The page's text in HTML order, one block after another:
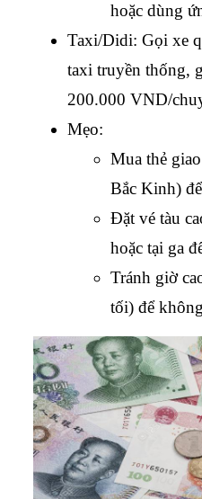
hoặc dùng
Taxi/Didi: Gọi xe
taxi truyền thống,
200.000 VND/
Mẹo:
Mua thẻ
Bắc Kinh)
Đặt vé tàu
hoặc tại ga
Tránh giờ
tối) để